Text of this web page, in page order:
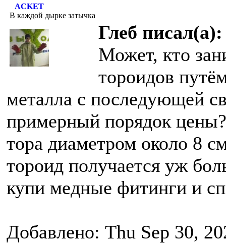
ACKET
В каждой дырке затычка
Глеб писал(а):
Может, кто
тороидов
металла с последующей
примерный порядок
тора диаметром около 8
тороид получается уж
купи медные фитинги и
Добавлено: Thu Sep 30,